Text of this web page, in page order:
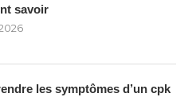
savoir
les symptômes d’un cpk